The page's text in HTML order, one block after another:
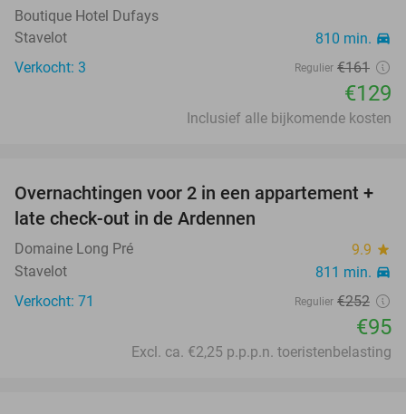
Boutique Hotel Dufays
Stavelot
810 min. directions_car
Verkocht: 3 Regulier €161
€129
Inclusief alle bijkomende kosten
62%
Overnachtingen voor 2 in een appartement +
late check-out in de Ardennen
Domaine Long Pré 9.9 star
Stavelot 811 min. directions_car
Verkocht: 71 Regulier €252
€95
Excl. ca. €2,25 p.p.p.n. toeristenbelasting